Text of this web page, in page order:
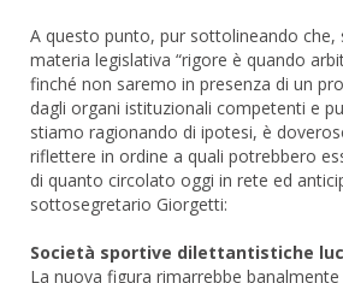
A questo punto, pur sottolineando
materia legislativa “rigore è quando
finché non saremo in presenza di un
dagli organi istituzionali competenti e
stiamo ragionando di ipotesi, è
riflettere in ordine a quali potrebbero
di quanto circolato oggi in rete ed
sottosegretario Giorgetti:
Società sportive dilettantistiche
La nuova figura rimarrebbe